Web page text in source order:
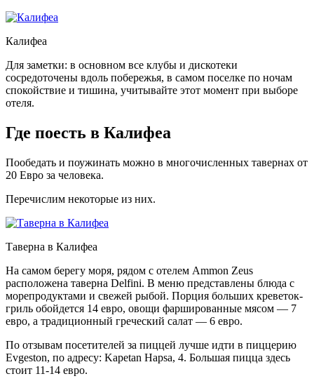
Калифеа
Для заметки: в основном все клубы и дискотеки
сосредоточены вдоль побережья, в самом поселке по ночам
спокойствие и тишина, учитывайте этот момент при выборе
отеля.
Где поесть в Калифеа
Пообедать и поужинать можно в многочисленных тавернах от
20 Евро за человека.
Перечислим некоторые из них.
Таверна в Калифеа
На самом берегу моря, рядом с отелем Ammon Zeus
расположена таверна Delfini. В меню представлены блюда с
морепродуктами и свежей рыбой. Порция больших креветок-
гриль обойдется 14 евро, овощи фаршированные мясом — 7
евро, а традиционный греческий салат — 6 евро.
По отзывам посетителей за пиццей лучше идти в пиццерию
Evgeston, по адресу: Kapetan Hapsa, 4. Большая пицца здесь
стоит 11-14 евро.